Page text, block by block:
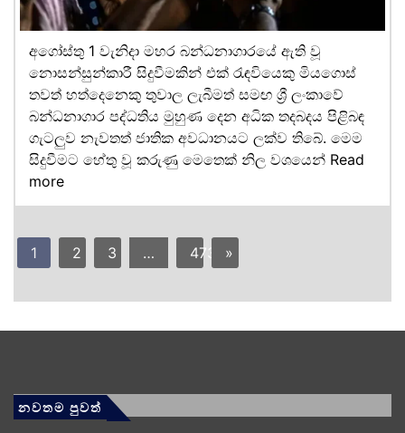
අගෝස්තු 1 වැනිදා මහර බන්ධනාගාරයේ ඇති වූ
නොසන්සුන්කාරී සිදුවීමකින් එක් රැඳවියෙකු මියගොස්
තවත් හත්දෙනෙකු තුවාල ලැබීමත් සමඟ ශ්‍රී ලංකාවේ
බන්ධනාගාර පද්ධතිය මුහුණ දෙන අධික තදබදය පිළිබඳ
ගැටලුව නැවතත් ජාතික අවධානයට ලක්ව තිබේ. මෙම
සිදුවීමට හේතු වූ කරුණු මෙතෙක් නිල වශයෙන් Read
more
1 2 3 … 473 »
නවතම පුවත්